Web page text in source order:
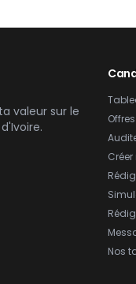
valeur sur le
Nos